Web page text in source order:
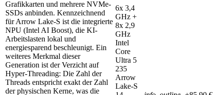
Grafikkarten und mehrere NVMe-
SSDs anbinden. Kennzeichnend
für Arrow Lake-S ist die integrierte
NPU (Intel AI Boost), die KI-
Arbeitslasten lokal und
energiesparend beschleunigt. Ein
weiteres Merkmal dieser
Generation ist der Verzicht auf
Hyper-Threading: Die Zahl der
Threads entspricht exakt der Zahl
der physischen Kerne, was die
6x 3,4
GHz +
8x 2,9
GHz
Intel
Core
Ultra 5
235
Arrow
Lake-S